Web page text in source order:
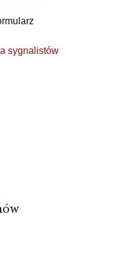
sygnalistów